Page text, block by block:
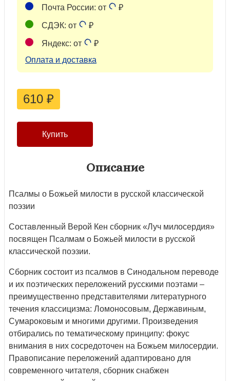
Почта России: от ₽
СДЭК: от ₽
Яндекс: от
₽
Оплата и доставка
610 ₽
Описание
Псалмы о Божьей милости в русской классической
поэзии
Составленный Верой Кен сборник «Луч милосердия»
посвящен Псалмам о Божьей милости в русской
классической поэзии.
Сборник состоит из псалмов в Синодальном переводе
и их поэтических переложений русскими поэтами –
преимущественно представителями литературного
течения классицизма: Ломоносовым, Державиным,
Сумароковым и многими другими. Произведения
отбирались по тематическому принципу: фокус
внимания в них сосредоточен на Божьем милосердии.
Правописание переложений адаптировано для
современного читателя, сборник снабжен